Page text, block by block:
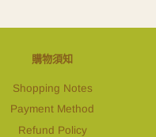
購物須知
Shopping Notes
Payment Method
Refund Policy